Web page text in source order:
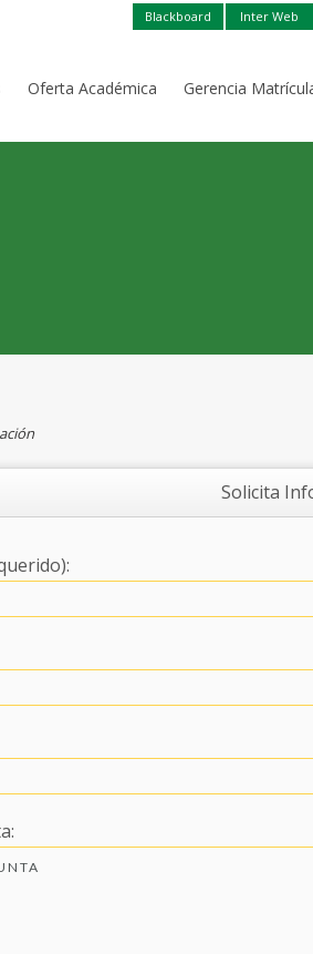
Blackboard Inter Web
Oferta Académica Gerencia
Solicita